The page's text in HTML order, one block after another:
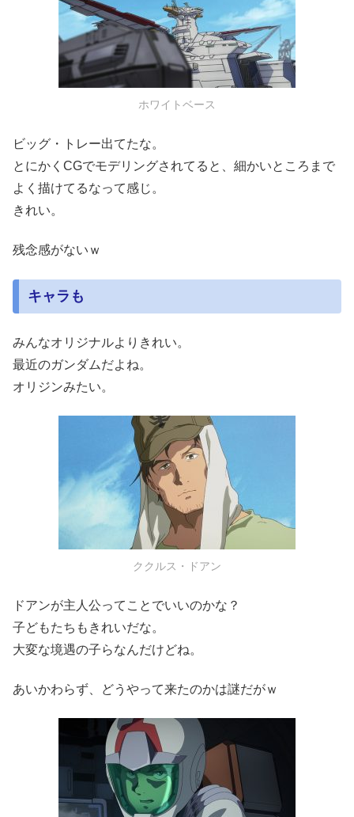
ホワイトベース
ビッグ・トレー出てたな。
とにかくCGでモデリングされてると、細かいところまで
よく描けてるなって感じ。
きれい。
残念感がないｗ
キャラも
みんなオリジナルよりきれい。
最近のガンダムだよね。
オリジンみたい。
ククルス・ドアン
ドアンが主人公ってことでいいのかな？
子どもたちもきれいだな。
大変な境遇の子らなんだけどね。
あいかわらず、どうやって来たのかは謎だがｗ